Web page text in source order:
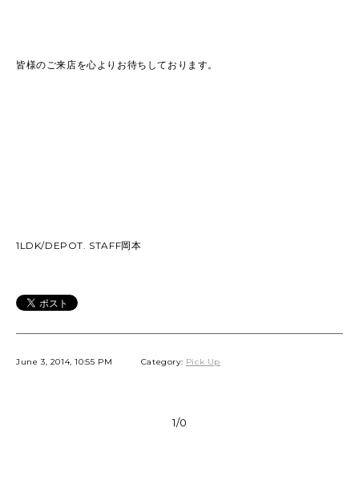
皆様のご来店を心よりお待ちしております。
1LDK/DEPOT. STAFF岡本
June 3, 2014, 10:55 PM Category: Pick Up
1/0